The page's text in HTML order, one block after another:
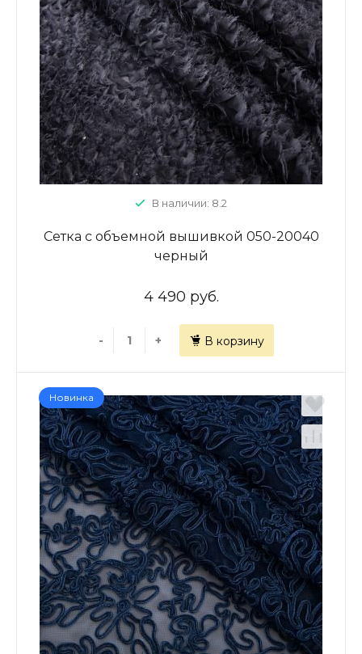
В наличии: 8.2
Сетка с объемной вышивкой 050-20040
черный
4 490 руб.
- + В корзину
Новинка